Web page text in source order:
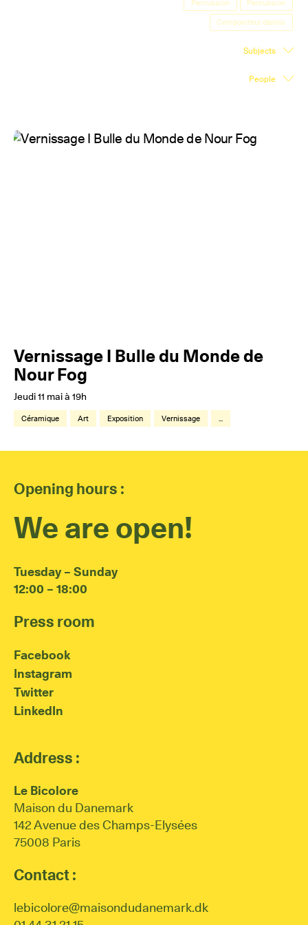
Fr
Percussion
Percussion
Compositeur danois
Subjects
People
Vernissage I Bulle du Monde de
Nour Fog
Jeudi 11 mai à 19h
Céramique Art Exposition Vernissage ...
Opening hours :
We are open!
Tuesday – Sunday
12:00 – 18:00
Press room
Facebook
Instagram
Twitter
LinkedIn
Address :
Le Bicolore
Maison du Danemark
142 Avenue des Champs-Elysées
75008 Paris
Contact :
lebicolore@maisondudanemark.dk